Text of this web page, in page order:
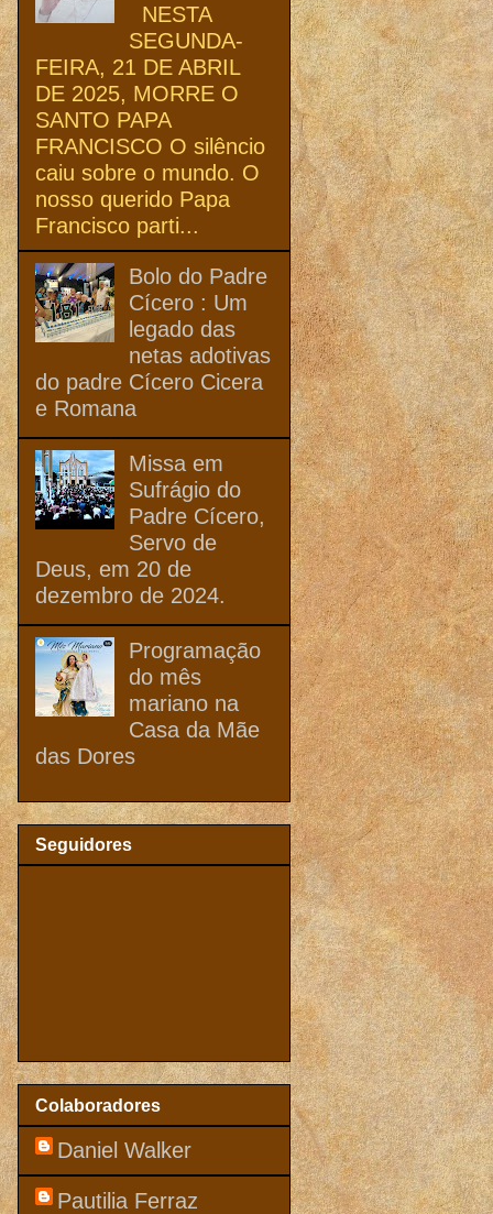
NESTA
SEGUNDA-
FEIRA, 21 DE ABRIL
DE 2025, MORRE O
SANTO PAPA
FRANCISCO O silêncio
caiu sobre o mundo. O
nosso querido Papa
Francisco parti...
Bolo do Padre
Cícero : Um
legado das
netas adotivas
do padre Cícero Cicera
e Romana
Missa em
Sufrágio do
Padre Cícero,
Servo de
Deus, em 20 de
dezembro de 2024.
Programação
do mês
mariano na
Casa da Mãe
das Dores
Seguidores
Colaboradores
Daniel Walker
Pautilia Ferraz